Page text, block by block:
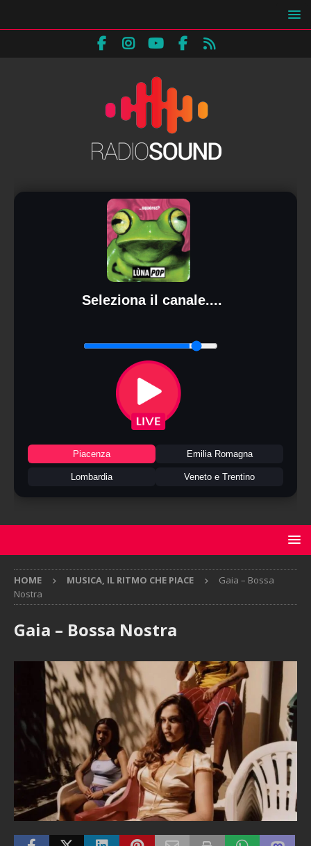
Seleziona il canale....
Piacenza Emilia Romagna
Lombardia Veneto e Trentino
HOME MUSICA, IL RITMO CHE PIACE
Gaia – Bossa
Nostra
Gaia – Bossa Nostra